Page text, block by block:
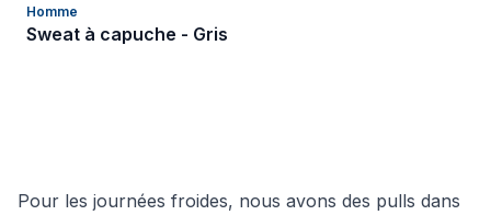
Homme
Sweat à capuche - Gris
Pour les journées froides, nous avons des pulls dans